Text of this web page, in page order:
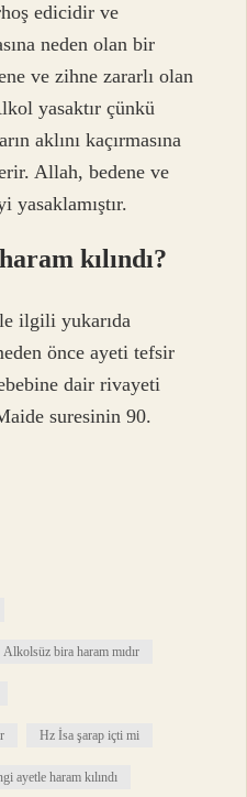
edicidir ve
neden olan bir
ve zihne zararlı olan
yasaktır çünkü
aklını kaçırmasına
Allah, bedene ve
yasaklamıştır.
kılındı?
ilgili yukarıda
önce ayeti tefsir
dair rivayeti
suresinin 90.
Alkolsüz bira haram mıdır
Hz İsa şarap içti mi
ayetle haram kılındı